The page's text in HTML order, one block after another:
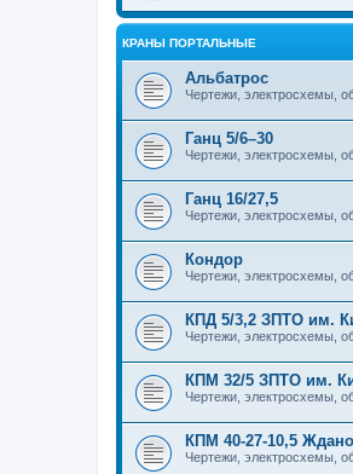
КРАНЫ ПОРТАЛЬНЫЕ
Альбатрос
Чертежи, электросхемы,
Ганц 5/6–30
Чертежи, электросхемы,
Ганц 16/27,5
Чертежи, электросхемы,
Кондор
Чертежи, электросхемы,
КПД 5/3,2 ЗПТО им.
Чертежи, электросхемы,
КПМ 32/5 ЗПТО им.
Чертежи, электросхемы,
КПМ 40-27-10,5
Чертежи, электросхемы,